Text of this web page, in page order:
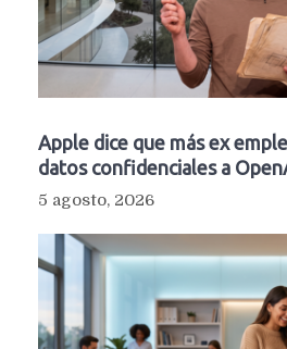
Apple dice que más ex
datos confidenciales a
5 agosto, 2026